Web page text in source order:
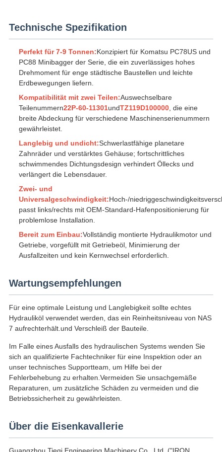
Technische Spezifikation
Perfekt für 7-9 Tonnen:Konzipiert für Komatsu PC78US und
PC88 Minibagger der Serie, die ein zuverlässiges hohes
Drehmoment für enge städtische Baustellen und leichte
Erdbewegungen liefern.
Kompatibilität mit zwei Teilen:Auswechselbare
Teilenummern22P-60-11301undTZ119D100000, die eine
breite Abdeckung für verschiedene Maschinenserienummern
gewährleistet.
Langlebig und undicht:Schwerlastfähige planetare
Zahnräder und verstärktes Gehäuse; fortschrittliches
schwimmendes Dichtungsdesign verhindert Öllecks und
verlängert die Lebensdauer.
Zwei- und
Universalgeschwindigkeit:Hoch-/
passt links/rechts mit OEM-Standard-Hafenpositionierung für
problemlose Installation.
Bereit zum Einbau:Vollständig montierte Hydraulikmotor und
Getriebe, vorgefüllt mit Getriebeöl, Minimierung der
Ausfallzeiten und kein Kernwechsel erforderlich.
Wartungsempfehlungen
Für eine optimale Leistung und Langlebigkeit sollte echtes
Hydrauliköl verwendet werden, das ein Reinheitsniveau von NAS
7 aufrechterhält.und Verschleiß der Bauteile.
Im Falle eines Ausfalls des hydraulischen Systems wenden Sie
sich an qualifizierte Fachtechniker für eine Inspektion oder an
unser technisches Supportteam, um Hilfe bei der
Fehlerbehebung zu erhalten.Vermeiden Sie unsachgemäße
Reparaturen, um zusätzliche Schäden zu vermeiden und die
Betriebssicherheit zu gewährleisten.
Über die Eisenkavallerie